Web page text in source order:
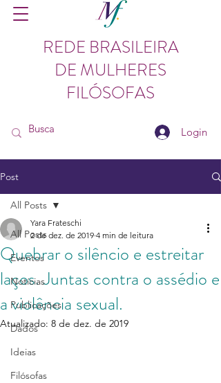
REDE BRASILEIRA
DE MULHERES
FILÓSOFAS
Login
Post
All Posts
Eventos
Notícias
Publicações
Dados
Ideias
Filósofas
All Posts
Quebrar o silêncio e estreitar
laços. Juntas contra o assédio e
a violência sexual.
Yara Frateschi
2 de dez. de 2019 4 min de leitura
Atualizado: 8 de dez. de 2019